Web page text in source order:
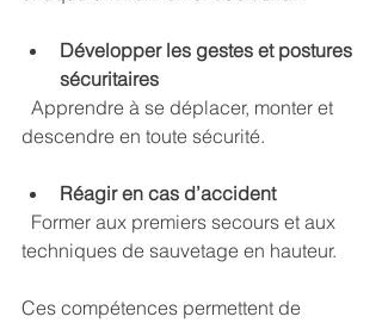
Développer les gestes et postures
sécuritaires
descendre en toute sécurité.
Réagir en cas d’accident
techniques de sauvetage en hauteur.
Ces compétences permettent de